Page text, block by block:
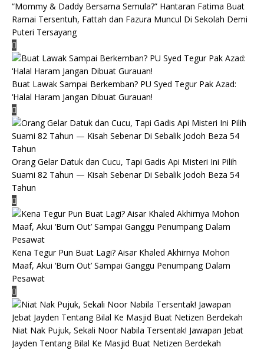
“Mommy & Daddy Bersama Semula?” Hantaran Fatima Buat
Ramai Tersentuh, Fattah dan Fazura Muncul Di Sekolah Demi
Puteri Tersayang
Buat Lawak Sampai Berkemban? PU Syed Tegur Pak Azad:
‘Halal Haram Jangan Dibuat Gurauan!
Orang Gelar Datuk dan Cucu, Tapi Gadis Api Misteri Ini Pilih
Suami 82 Tahun — Kisah Sebenar Di Sebalik Jodoh Beza 54
Tahun
Kena Tegur Pun Buat Lagi? Aisar Khaled Akhirnya Mohon
Maaf, Akui ‘Burn Out’ Sampai Ganggu Penumpang Dalam
Pesawat
Niat Nak Pujuk, Sekali Noor Nabila Tersentak! Jawapan Jebat
Jayden Tentang Bilal Ke Masjid Buat Netizen Berdekah